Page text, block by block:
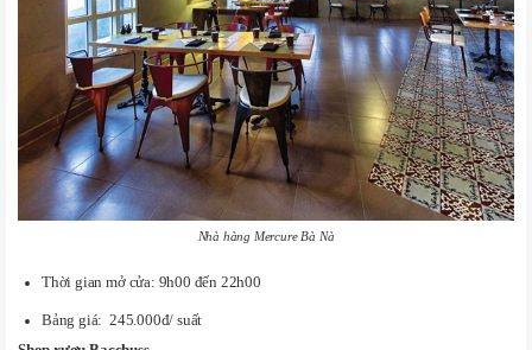
Nhà hàng Mercure Bà Nà
Thời gian mở cửa: 9h00 đến 22h00
Bảng giá: 245.000đ/ suất